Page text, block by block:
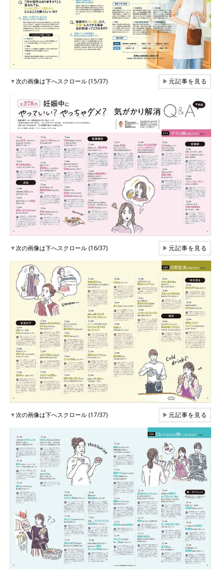
▼次の画像は下へスクロール (15/37) ▶元記事を見る
▼次の画像は下へスクロール (16/37) ▶元記事を見る
▼次の画像は下へスクロール (17/37) ▶元記事を見る